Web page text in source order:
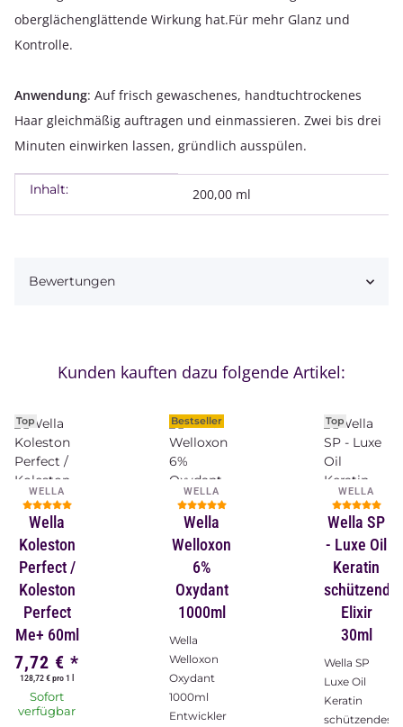
oberglächenglättende Wirkung hat.Für mehr Glanz und
Kontrolle.
Anwendung: Auf frisch gewaschenes, handtuchtrockenes
Haar gleichmäßig auftragen und einmassieren. Zwei bis drei
Minuten einwirken lassen, gründlich ausspülen.
Produkteigenschaft
Wert
Inhalt: 200,00 ml
Bewertungen
Kunden kauften dazu folgende Artikel:
Top
WELLA
Wella
Koleston
Perfect /
Koleston
Perfect
Me+ 60ml
7,72 € *
128,72 € pro 1 l
Sofort
verfügbar
Bestseller
WELLA
Wella
Welloxon
6%
Oxydant
1000ml
Wella
Welloxon
Oxydant
1000ml
Entwickler
Top
WELLA
Wella SP
- Luxe Oil
Keratin
Elixir
30ml
Wella SP
Luxe Oil
Keratin
schützendes